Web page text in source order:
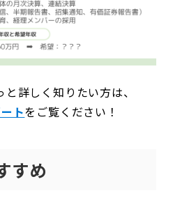
詳しく知りたい方は、
トをご覧ください！
すめ